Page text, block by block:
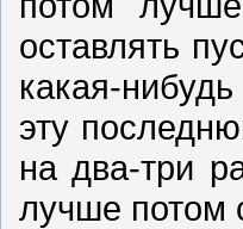
оставлять
какая-
эту
на два-три
лучше потом